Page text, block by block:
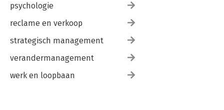
psychologie
reclame en verkoop
strategisch management
verandermanagement
werk en loopbaan